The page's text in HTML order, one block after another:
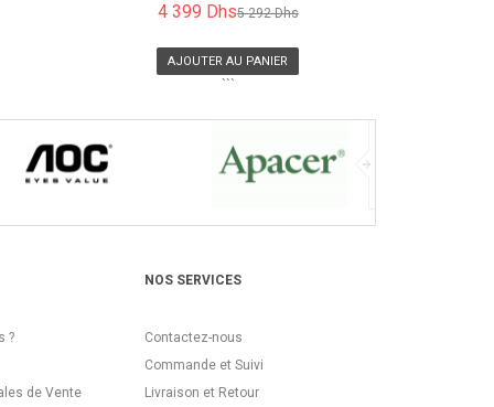
4 399 Dhs5 292 Dhs
AJOUTER AU PANIER
```
?
de Vente
NOS SERVICES
Contactez-nous
Commande et Suivi
Livraison et Retour